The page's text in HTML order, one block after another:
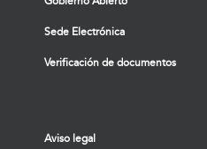
Sede Electrónica
Verificación de documentos
Aviso legal